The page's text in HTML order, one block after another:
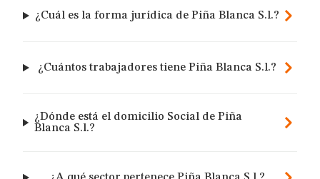
¿Cuál es la forma jurídica de Piña Blanca S.l.?
¿Cuántos trabajadores tiene Piña Blanca S.l.?
¿Dónde está el domicilio Social de Piña
Blanca S.l.?